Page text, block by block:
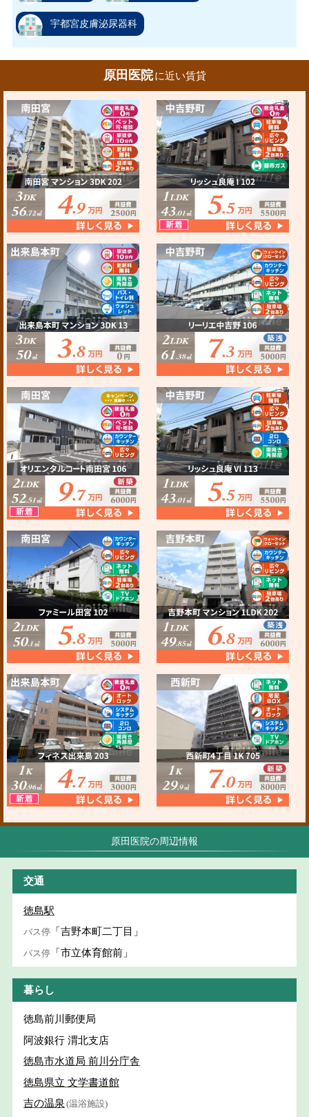
宇都宮皮膚泌尿器科
原田医院 に近い賃貸
原田医院の周辺情報
交通
徳島駅
バス停 「吉野本町二丁目」
バス停 「市立体育館前」
暮らし
徳島前川郵便局
阿波銀行 渭北支店
徳島市水道局 前川分庁舎
徳島県立 文学書道館
吉の温泉 (温浴施設)